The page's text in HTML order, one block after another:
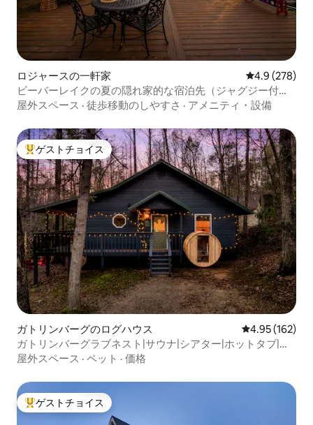
ロジャースの一軒家 レビュー278
4.9 (278)
ビーバーレイクの夏の隠れ家的な宿泊先（ジャグジー付
き、プール付き、柵付き）
屋外スペース · 徒歩移動のしやすさ · アメニティ・設備
大好評のゲストチョイスです。
ゲストチョイス
ガトリンバーグのログハウス レビュー162
4.95 (162)
ガトリンバーグラブネスト|サウナ|シアター|ホットタブ|フ
ァイヤーピット
屋外スペース · ペット · 価格
大好評のゲストチョイスです。
ゲストチョイス